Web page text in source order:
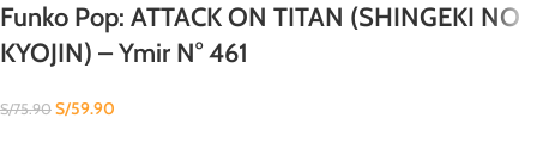
Funko Pop: ATTACK ON TITAN (SHINGEKI NO
KYOJIN) – Ymir N° 461
S/75.90 S/59.90